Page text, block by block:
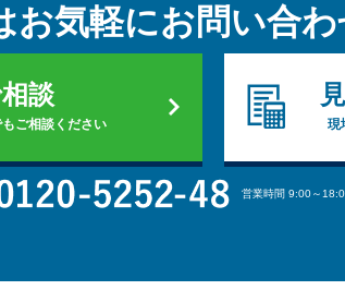
お気軽にお問い合
談
ご相談ください 現
営業時間 9:00～